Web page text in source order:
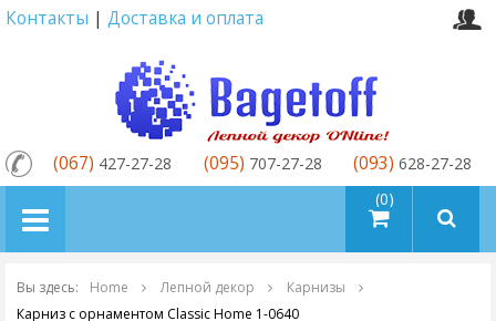
Контакты | Доставка и оплата
товаров (0)
(067) 427-27-28 (095) 707-27-28 (093) 628-27-28
Вы здесь: Home Лепной декор
Карнизы
Карниз с орнаментом Classic Home 1-0640